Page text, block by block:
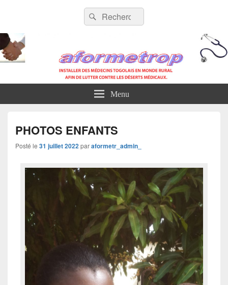
AFORMETROP
Menu
PHOTOS ENFANTS
Posté le 31 juillet 2022paraformetr_admin_